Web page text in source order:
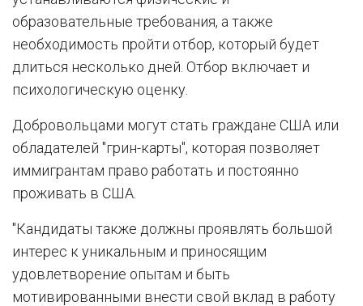
образовательные требования, а также
необходимость пройти отбор, который будет
длиться несколько дней. Отбор включает и
психологическую оценку.
Добровольцами могут стать граждане США или
обладателей "грин-карты", которая позволяет
иммигрантам право работать и постоянно
проживать в США.
"Кандидаты также должны проявлять большой
интерес к уникальным и приносящим
удовлетворение опытам и быть
мотивированными внести свой вклад в работу